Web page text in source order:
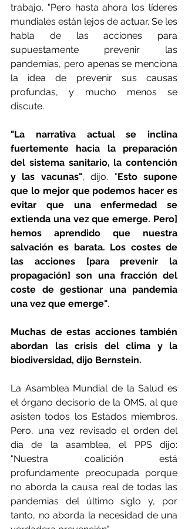
trabajo. "Pero hasta ahora los líderes
mundiales están lejos de actuar. Se les
habla de las acciones para
supuestamente prevenir las
pandemias, pero apenas se menciona
la idea de prevenir sus causas
profundas, y mucho menos se
discute.
"La narrativa actual se inclina
fuertemente hacia la preparación
del sistema sanitario, la contención
y las vacunas", dijo. "Esto supone
que lo mejor que podemos hacer es
evitar que una enfermedad se
extienda una vez que emerge. Pero]
hemos aprendido que nuestra
salvación es barata. Los costes de
las acciones [para prevenir la
propagación] son una fracción del
coste de gestionar una pandemia
una vez que emerge".
Muchas de estas acciones también
abordan las crisis del clima y la
biodiversidad, dijo Bernstein.
La Asamblea Mundial de la Salud es
el órgano decisorio de la OMS, al que
asisten todos los Estados miembros.
Pero, una vez revisado el orden del
día de la asamblea, el PPS dijo:
"Nuestra coalición está
profundamente preocupada porque
no aborda la causa real de todas las
pandemias del último siglo y, por
tanto, no aborda la necesidad de una